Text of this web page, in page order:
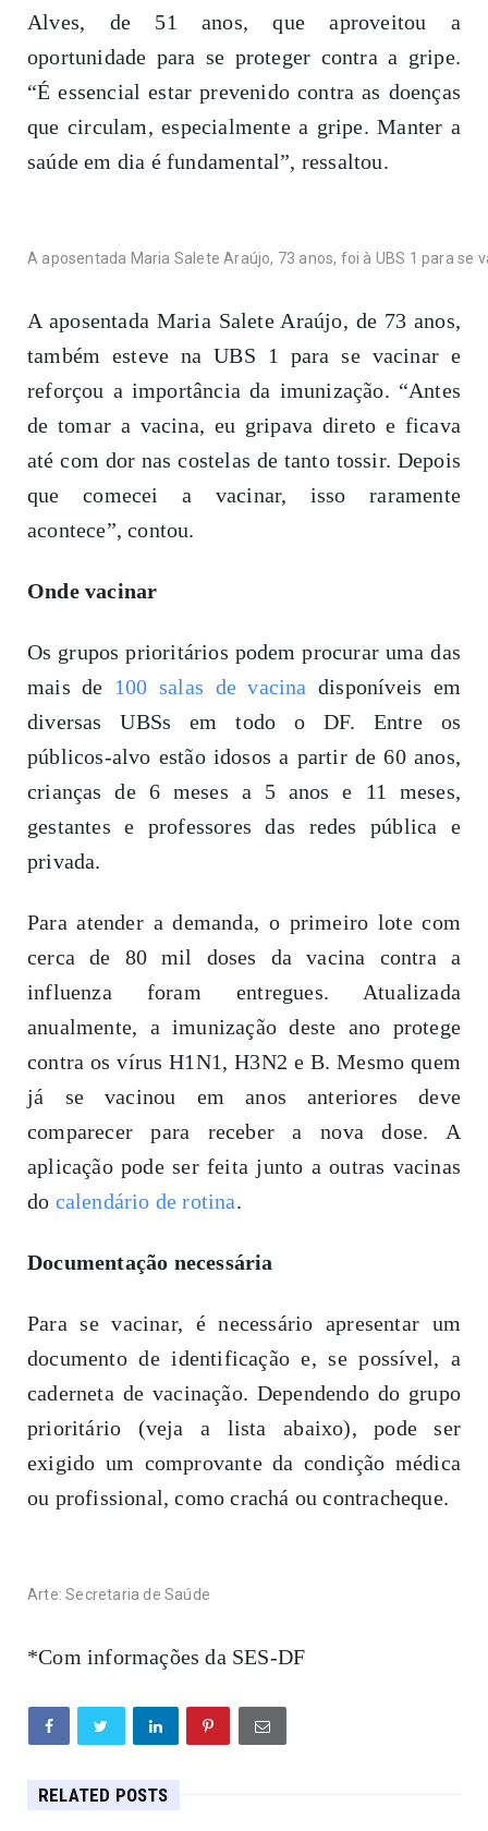
Alves, de 51 anos, que aproveitou a
oportunidade para se proteger contra a gripe.
“É essencial estar prevenido contra as doenças
que circulam, especialmente a gripe. Manter a
saúde em dia é fundamental”, ressaltou.
A aposentada Maria Salete Araújo, 73 anos, foi à UBS 1 para se
A aposentada Maria Salete Araújo, de 73 anos,
também esteve na UBS 1 para se vacinar e
reforçou a importância da imunização. “Antes
de tomar a vacina, eu gripava direto e ficava
até com dor nas costelas de tanto tossir. Depois
que comecei a vacinar, isso raramente
acontece”, contou.
Onde vacinar
Os grupos prioritários podem procurar uma das
mais de 100 salas de vacina disponíveis em
diversas UBSs em todo o DF. Entre os
públicos-alvo estão idosos a partir de 60 anos,
crianças de 6 meses a 5 anos e 11 meses,
gestantes e professores das redes pública e
privada.
Para atender a demanda, o primeiro lote com
cerca de 80 mil doses da vacina contra a
influenza foram entregues. Atualizada
anualmente, a imunização deste ano protege
contra os vírus H1N1, H3N2 e B. Mesmo quem
já se vacinou em anos anteriores deve
comparecer para receber a nova dose. A
aplicação pode ser feita junto a outras vacinas
do calendário de rotina.
Documentação necessária
Para se vacinar, é necessário apresentar um
documento de identificação e, se possível, a
caderneta de vacinação. Dependendo do grupo
prioritário (veja a lista abaixo), pode ser
exigido um comprovante da condição médica
ou profissional, como crachá ou contracheque.
Arte: Secretaria de Saúde
*Com informações da SES-DF
RELATED POSTS